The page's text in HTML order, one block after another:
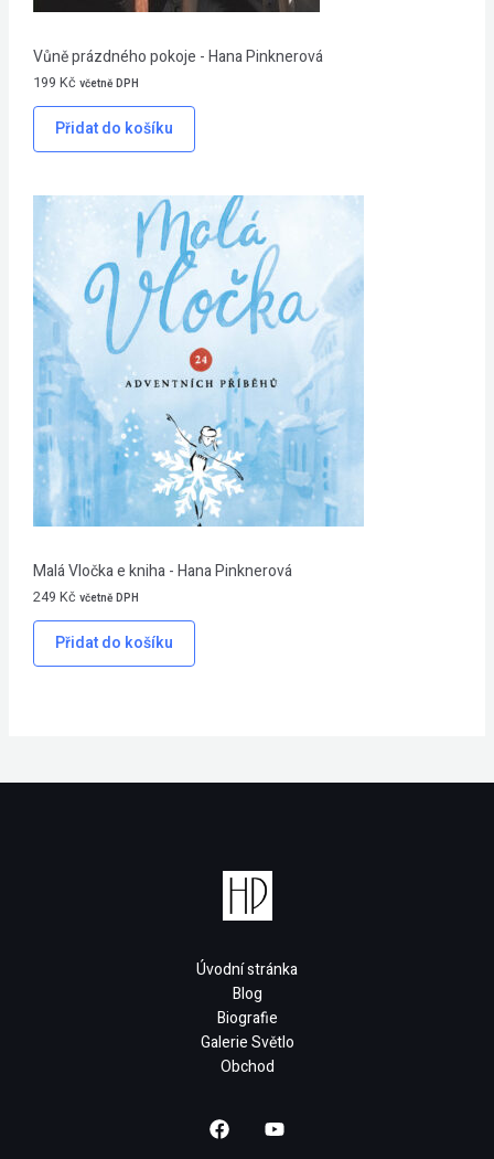
Vůně prázdného pokoje - Hana Pinknerová
199 Kč včetně DPH
Přidat do košíku
Malá Vločka e kniha - Hana Pinknerová
249 Kč včetně DPH
Přidat do košíku
Úvodní stránka
Blog
Biografie
Galerie Světlo
Obchod